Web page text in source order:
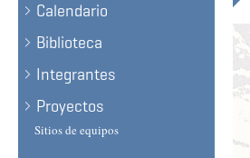
Calendario
Biblioteca
Integrantes
Proyectos
Sitios de equipos